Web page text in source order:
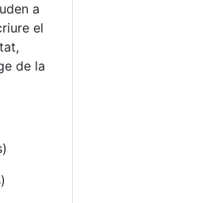
a
el
de la